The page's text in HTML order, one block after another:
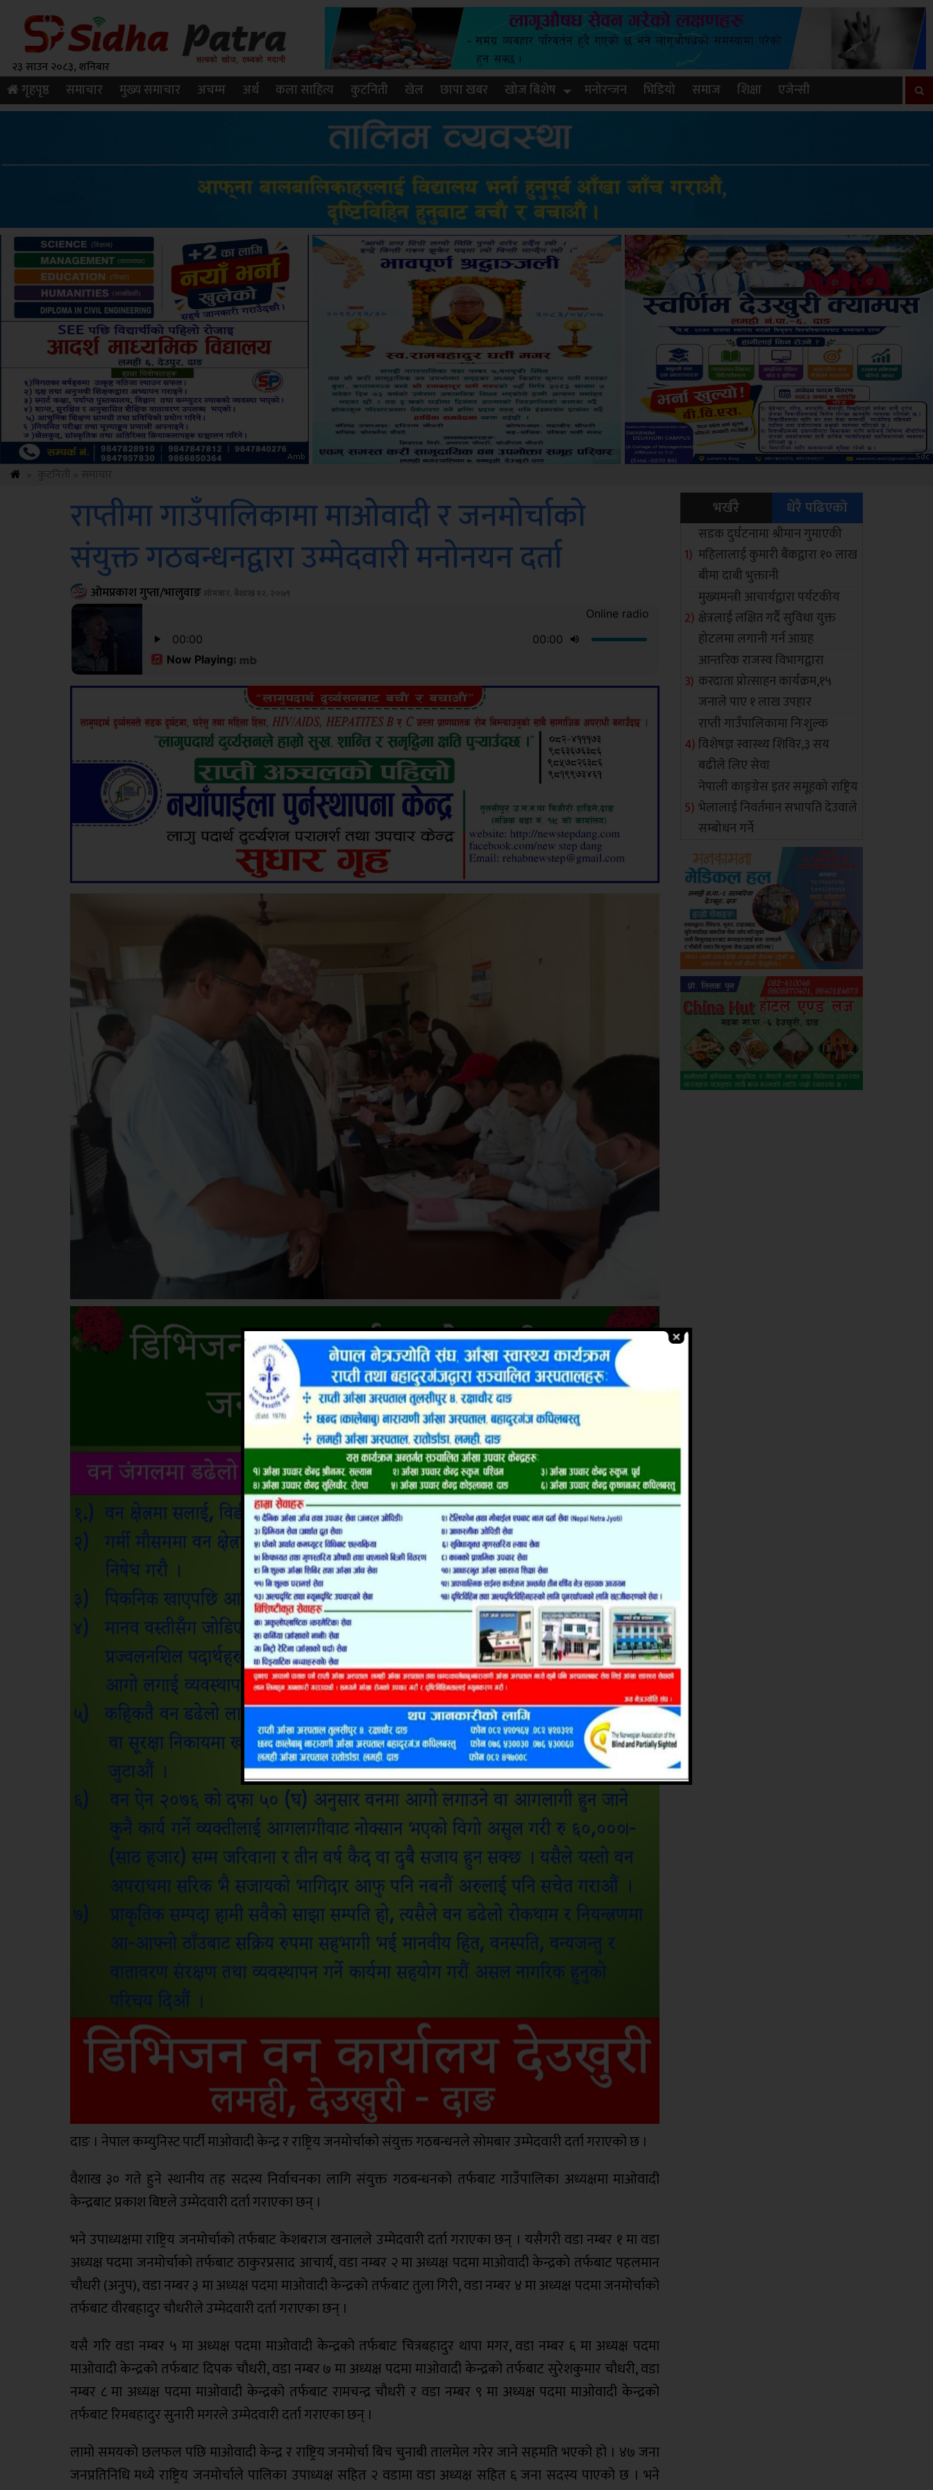
२३ साउन २०८३, शनिबार
गृहपृष्ठ समाचार मुख्य समाचार अचम्म अर्थ कला साहित्य कुटनिती खेल छापा खबर खोज बिशेष मनोरन्जन भिडियो समाज शिक्षा एजेन्सी
ksbus Sdc Amb
राप्तीमा गाउँपालिकामा माओवादी र जनमोर्चाको
संयुक्त गठबन्धनद्वारा उम्मेदवारी मनोनयन दर्ता
ओमप्रकाश गुप्ता/भालुवाङसोमबार, बैशाख १२, २०७९
दाङ । नेपाल कम्युनिस्ट पार्टी माओवादी केन्द्र र राष्ट्रिय जनमोर्चाको संयुक्त गठबन्धनले सोमबार उम्मेदवारी दर्ता गराएको छ ।
वैशाख ३० गते हुने स्थानीय तह सदस्य निर्वाचनका लागि संयुक्त गठबन्धनको तर्फबाट गाउँपालिका अध्यक्षमा माओवादी
केन्द्रबाट प्रकाश बिष्टले उम्मेदवारी दर्ता गराएका छन् ।
भने उपाध्यक्षमा राष्ट्रिय जनमोर्चाको तर्फबाट केशबराज खनालले उम्मेदवारी दर्ता गराएका छन् । यसैगरी वडा नम्बर १ मा वडा
अध्यक्ष पदमा जनमोर्चाको तर्फबाट ठाकुरप्रसाद आचार्य, वडा नम्बर २ मा अध्यक्ष पदमा माओवादी केन्द्रको तर्फबाट पहलमान
चौधरी (अनुप), वडा नम्बर ३ मा अध्यक्ष पदमा माओवादी केन्द्रको तर्फबाट तुला गिरी, वडा नम्बर ४ मा अध्यक्ष पदमा जनमोर्चाको
तर्फबाट वीरबहादुर चौधरीले उम्मेदवारी दर्ता गराएका छन् ।
यसै गरि वडा नम्बर ५ मा अध्यक्ष पदमा माओवादी केन्द्रको तर्फबाट चित्रबहादुर थापा मगर, वडा नम्बर ६ मा अध्यक्ष पदमा
माओवादी केन्द्रको तर्फबाट दिपक चौधरी, वडा नम्बर ७ मा अध्यक्ष पदमा माओवादी केन्द्रको तर्फबाट सुरेशकुमार चौधरी, वडा
नम्बर ८ मा अध्यक्ष पदमा माओवादी केन्द्रको तर्फबाट रामचन्द्र चौधरी र वडा नम्बर ९ मा अध्यक्ष पदमा माओवादी केन्द्रको
तर्फबाट रिमबहादुर सुनारी मगरले उम्मेदवारी दर्ता गराएका छन् ।
लामो समयको छलफल पछि माओवादी केन्द्र र राष्ट्रिय जनमोर्चा बिच चुनाबी तालमेल गरेर जाने सहमति भएको हो । ४७ जना
जनप्रतिनिधि मध्ये राष्ट्रिय जनमोर्चाले पालिका उपाध्यक्ष सहित २ वडामा वडा अध्यक्ष सहित ६ जना सदस्य पाएको छ । भने
भर्खरै धेरै पढिएको
सडक दुर्घटनामा श्रीमान गुमाएकी
महिलालाई कुमारी बैंकद्वारा १० लाख
बीमा दाबी भुक्तानी
मुख्यमन्त्री आचार्यद्वारा पर्यटकीय
क्षेत्रलाई लक्षित गर्दै सुविधा युक्त
होटलमा लगानी गर्न आग्रह
आन्तरिक राजस्व विभागद्वारा
करदाता प्रोत्साहन कार्यक्रम,१५
जनाले पाए १ लाख उपहार
राप्ती गाउँपालिकामा निःशुल्क
विशेषज्ञ स्वास्थ्य शिविर,३ सय
बढीले लिए सेवा
नेपाली काङ्ग्रेस इतर समूहको राष्ट्रिय
भेलालाई निवर्तमान सभापति देउवाले
सम्बोधन गर्ने